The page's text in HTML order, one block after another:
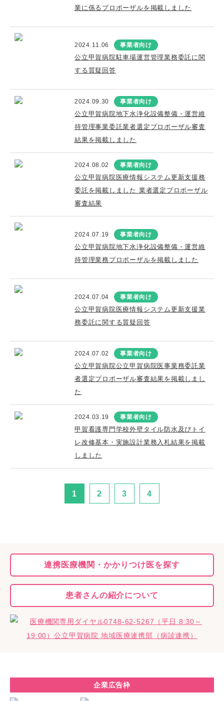
業に係るプロポーザルを掲載しました
2024.11.06 事業者向け
公立甲賀病院駐車場運営管理業務委託に関
する質疑回答
2024.09.30 事業者向け
公立甲賀病院地下水浄化設備整備・運営維
持管理事業委託業者選定プロポーザル審査
結果を掲載しました
2024.08.02 事業者向け
公立甲賀病院医療情報システム更新支援務
委託を掲載しました 業者選定プロポーザル
審査結果
2024.07.19 事業者向け
公立甲賀病院地下水浄化設備整備・運営維
持管理業務プロポーザルを掲載しました
2024.07.04 事業者向け
公立甲賀病院医療情報システム更新支援業
務委託に関する質疑回答
2024.07.02 事業者向け
公立甲賀病院公立甲賀病院医事業務委託業
者選定プロポーザル審査結果を掲載しまし
た
2024.03.19 事業者向け
甲賀看護専門学校外壁タイル防水及びトイ
レ改修基本・実施設計業務入札結果を掲載
しました
1 2 3 4
連携医療機関・かかりつけ医を探す
患者さんの紹介について
企業広告枠